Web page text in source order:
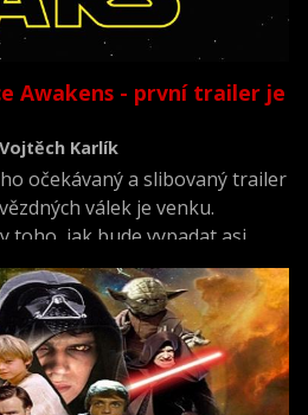
Awakens - první trailer je
Karlík
očekávaný a slibovaný trailer
válek je venku.
toho, jak bude vypadat asi
roku 2015.